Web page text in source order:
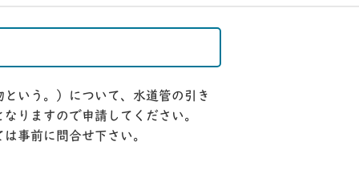
いう。）について、水道管の引き
りますので申請してください。
事前に問合せ下さい。